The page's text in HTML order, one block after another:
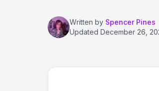
Written by Spencer Pines
Updated December 26,